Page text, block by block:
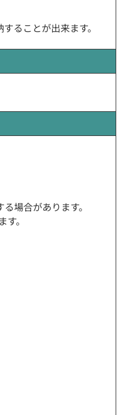
ることが出来ます。
場合があります。
。